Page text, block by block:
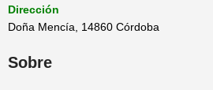
Dirección
Doña Mencía, 14860 Córdoba
Sobre